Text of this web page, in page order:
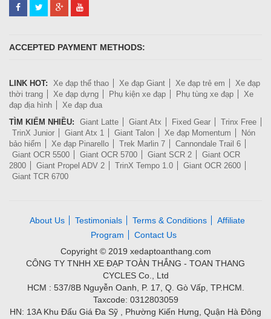
ACCEPTED PAYMENT METHODS:
LINK HOT: Xe đạp thể thao Xe đạp Giant Xe đạp trẻ em
Xe đạp
thời trang
Xe đạp dựng Phụ kiện xe đạp Phụ tùng xe đạp
Xe
đạp địa hình
Xe đạp đua
TÌM KIẾM NHIỀU:
Giant Latte Giant Atx Fixed Gear
Trinx Free
TrinX Junior
Giant Atx 1 Giant Talon Xe đạp Momentum
Nón
bảo hiểm
Xe đạp Pinarello Trek Marlin 7
Cannondale Trail 6
Giant OCR 5500
Giant OCR 5700 Giant SCR 2
Giant OCR
2800
Giant Propel ADV 2 TrinX Tempo 1.0
Giant OCR 2600
Giant TCR 6700
About Us Testimonials Terms & Conditions
Affiliate
Program
Contact Us
Copyright © 2019 xedaptoanthang.com
CÔNG TY TNHH XE ĐẠP TOÀN THẮNG - TOAN THANG
CYCLES Co., Ltd
HCM : 537/8B Nguyễn Oanh, P. 17, Q. Gò Vấp, TP.HCM.
Taxcode: 0312803059
HN: 13A Khu Đấu Giá Đa Sỹ , Phường Kiến Hưng, Quận Hà Đông